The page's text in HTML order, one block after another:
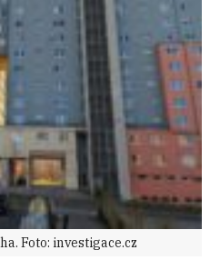
Foto: investigace.cz